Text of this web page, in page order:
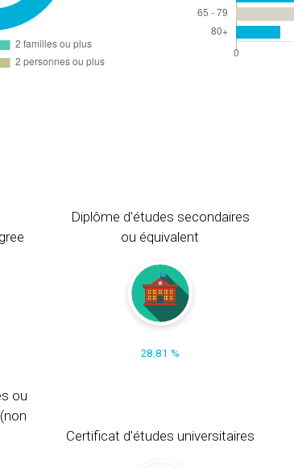
Diplôme d'études secondaires
ou équivalent
28.81 %
ou
Certificat d'études universitaires